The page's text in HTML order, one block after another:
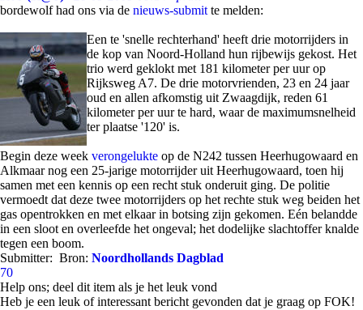
bordewolf had ons via de nieuws-submit te melden:
Een te 'snelle rechterhand' heeft drie motorrijders in
de kop van Noord-Holland hun rijbewijs gekost. Het
trio werd geklokt met 181 kilometer per uur op
Rijksweg A7. De drie motorvrienden, 23 en 24 jaar
oud en allen afkomstig uit Zwaagdijk, reden 61
kilometer per uur te hard, waar de maximumsnelheid
ter plaatse '120' is.
Begin deze week verongelukte op de N242 tussen Heerhugowaard en
Alkmaar nog een 25-jarige motorrijder uit Heerhugowaard, toen hij
samen met een kennis op een recht stuk onderuit ging. De politie
vermoedt dat deze twee motorrijders op het rechte stuk weg beiden het
gas opentrokken en met elkaar in botsing zijn gekomen. Eén belandde
in een sloot en overleefde het ongeval; het dodelijke slachtoffer knalde
tegen een boom.
Submitter: Bron: Noordhollands Dagblad
70
Help ons; deel dit item als je het leuk vond
Heb je een leuk of interessant bericht gevonden dat je graag op FOK!